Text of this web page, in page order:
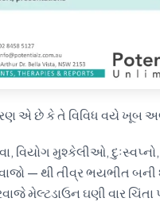
એ છે કે તે વિવિધ વયે ખૂબ
વિયોગ મુશ્કેલીઓ,
— થી તીવ્ર ભયભીત
મેલ્ટડાઉન ઘણી વાર